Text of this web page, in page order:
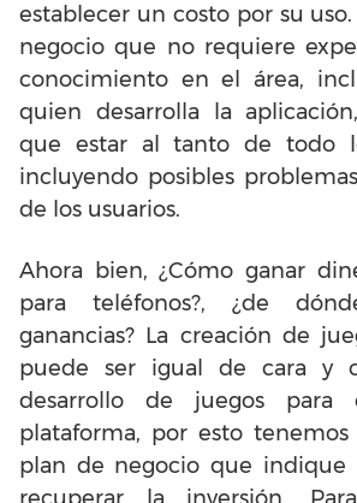
establecer un costo por su
negocio que no requiere
conocimiento en el área,
quien desarrolla la
que estar al tanto de todo
incluyendo posibles
de los usuarios.
Ahora bien, ¿Cómo ganar
para teléfonos?, ¿de
ganancias? La creación de
puede ser igual de cara y
desarrollo de juegos para
plataforma, por esto
plan de negocio que indique